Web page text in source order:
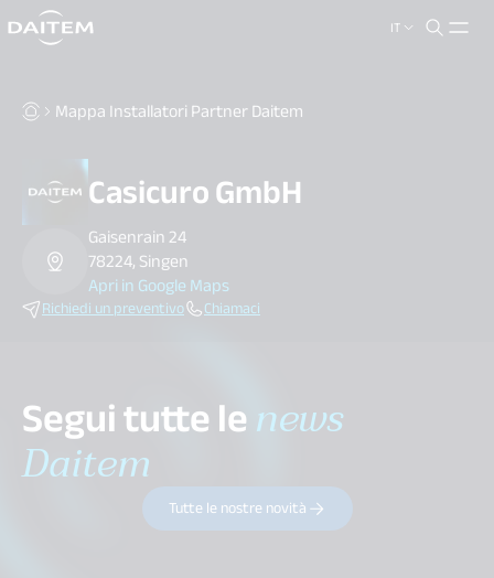
IT
search.label
Mappa Installatori Partner Daitem
Casicuro GmbH
Gaisenrain 24
78224, Singen
Apri in Google Maps
Richiedi un preventivo Chiamaci
Segui tutte lenews
Daitem
Tutte le nostre novità